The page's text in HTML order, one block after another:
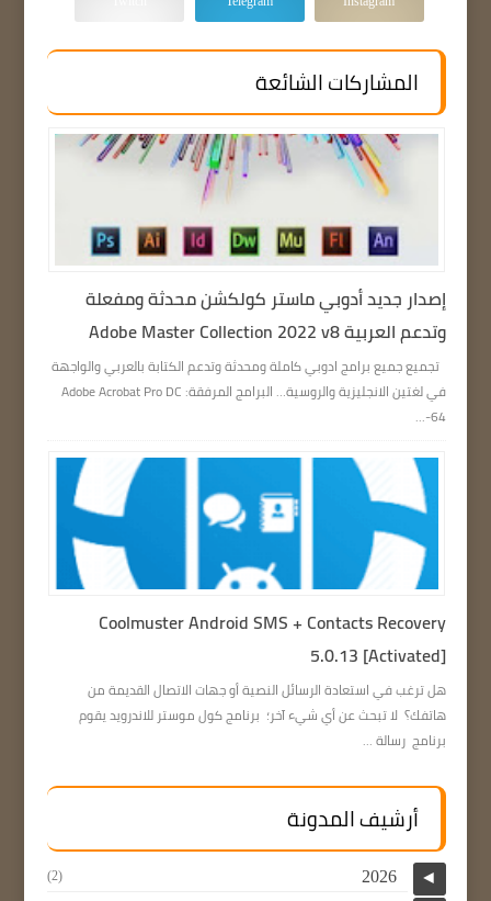
المشاركات الشائعة
إصدار جديد أدوبي ماستر كولكشن محدثة ومفعلة
وتدعم العربية Adobe Master Collection 2022 v8
تجميع جميع برامج ادوبي كاملة ومحدثة وتدعم الكتابة بالعربي والواجهة
في لغتين الانجليزية والروسية… البرامج المرفقة: Adobe Acrobat Pro DC
64-...
Coolmuster Android SMS + Contacts Recovery
5.0.13 [Activated]
هل ترغب في استعادة الرسائل النصية أو جهات الاتصال القديمة من
هاتفك؟ لا تبحث عن أي شيء آخر؛ برنامج كول موستر للاندرويد يقوم
برنامج رسالة ...
أرشيف المدونة
◄
2026
(2)